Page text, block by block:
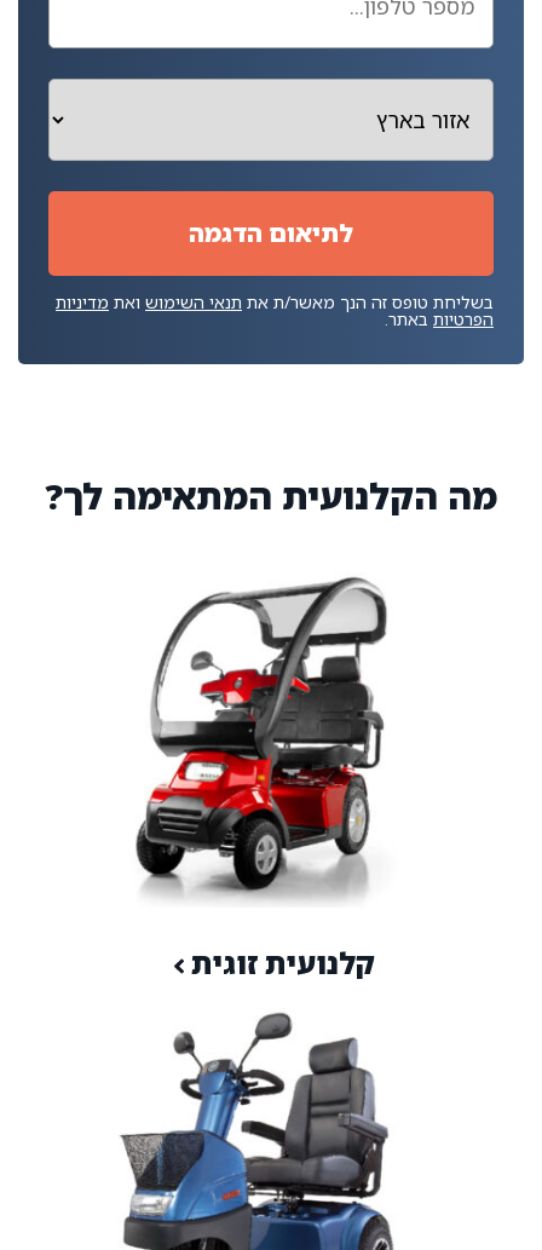
בשליחת טופס זה הנך מאשר/ת את תנאי השימוש ואת מדיניות
הפרטיות באתר.
מה הקלנועית המתאימה לך?
קלנועית זוגית